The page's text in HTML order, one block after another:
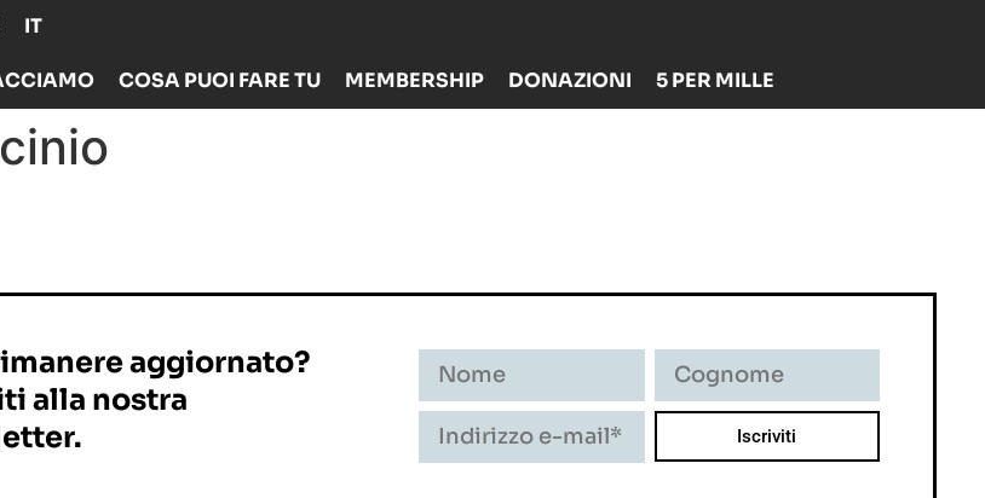
IT
COSA PUOI FARE TU MEMBERSHIP DONAZIONI 5 PER MILLE
aggiornato?
alla nostra